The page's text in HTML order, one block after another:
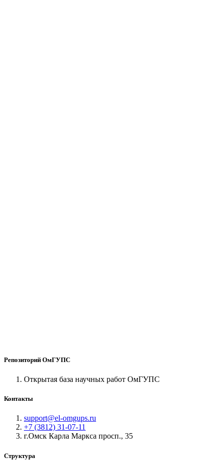
Репозиторий ОмГУПС
Открытая база научных работ ОмГУПС
Контакты
support@el-omgups.ru
+7 (3812) 31-07-11
г.Омск Карла Маркса просп., 35
Структура